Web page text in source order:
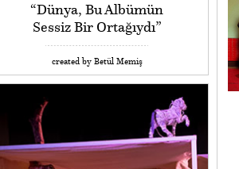
“Dünya, Bu Albümün
Sessiz Bir Ortağıydı”
created by Betül Memiş